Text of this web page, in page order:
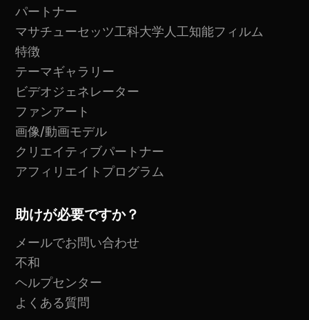
パートナー
マサチューセッツ工科大学人工知能フィルム
特徴
テーマギャラリー
ビデオジェネレーター
ファンアート
画像/動画モデル
クリエイティブパートナー
アフィリエイトプログラム
助けが必要ですか？
メールでお問い合わせ
不和
ヘルプセンター
よくある質問